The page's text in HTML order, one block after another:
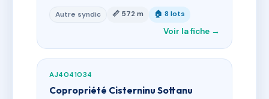
Autre syndic 📏 572 m 🏠 8 lots
Voir la fiche →
AJ4041034
Copropriété Cisterninu Sottanu